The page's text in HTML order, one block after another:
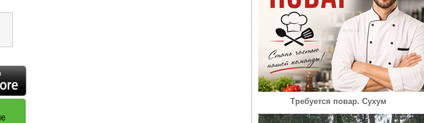
Требуется повар. Сухум